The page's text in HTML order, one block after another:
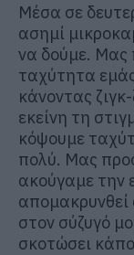
Μέσα σε
ασημί
να δούμε. Μας
ταχύτητα
κάνοντας
εκείνη τη
κόψουμε
πολύ. Μας
ακούγαμε την
απομακρυνθεί
στον σύζυγό
σκοτώσει